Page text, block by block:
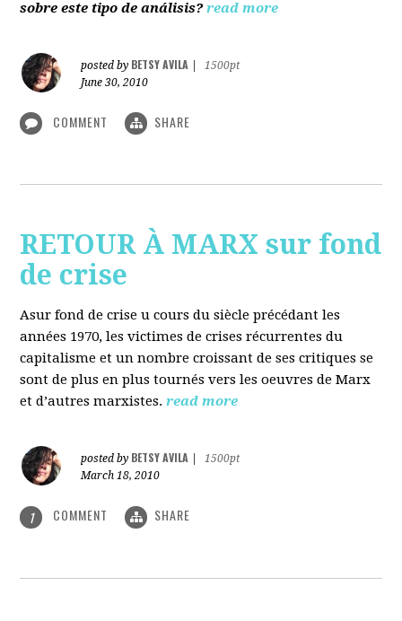
sobre este tipo de análisis? read more
posted by BETSY AVILA
1500pt
June 30, 2010
COMMENT SHARE
RETOUR À MARX sur fond
de crise
Asur fond de crise u cours du siècle précédant les
années 1970, les victimes de crises récurrentes du
capitalisme et un nombre croissant de ses critiques se
sont de plus en plus tournés vers les oeuvres de Marx
et d’autres marxistes. read more
posted by BETSY AVILA
1500pt
March 18, 2010
1 COMMENT SHARE